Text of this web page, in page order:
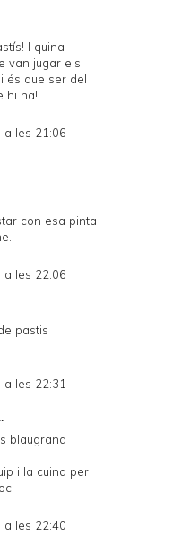
I quina
van jugar els
és que ser del
hi ha!
a les 21:06
con esa pinta
a les 22:06
pastis
a les 22:31
blaugrana
i la cuina per
a les 22:40